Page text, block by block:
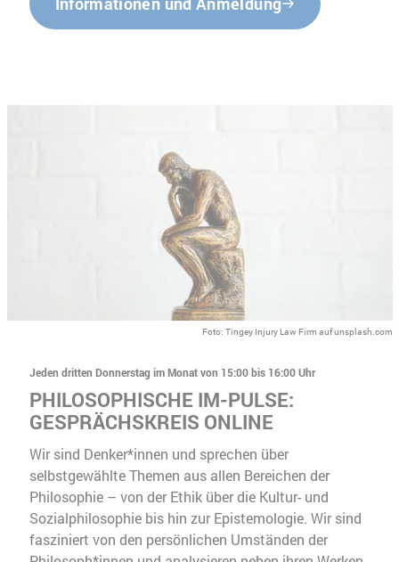
Foto: Tingey Injury Law Firm auf unsplash.com
Jeden dritten Donnerstag im Monat von 15:00 bis 16:00 Uhr
PHILOSOPHISCHE IM-PULSE:
GESPRÄCHSKREIS ONLINE
Wir sind Denker*innen und sprechen über
selbstgewählte Themen aus allen Bereichen der
Philosophie – von der Ethik über die Kultur- und
Sozialphilosophie bis hin zur Epistemologie. Wir sind
fasziniert von den persönlichen Umständen der